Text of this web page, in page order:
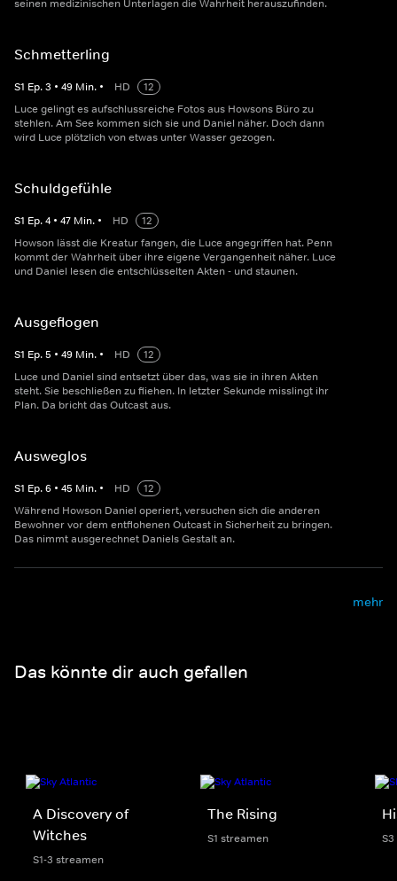
seinen medizinischen Unterlagen die Wahrheit herauszufinden.
Schmetterling
S1 Ep.3 • 49 Min. • HD
12
Luce gelingt es aufschlussreiche Fotos aus Howsons Büro zu
stehlen. Am See kommen sich sie und Daniel näher. Doch dann
wird Luce plötzlich von etwas unter Wasser gezogen.
Schuldgefühle
S1 Ep.4 • 47 Min. • HD
12
Howson lässt die Kreatur fangen, die Luce angegriffen hat. Penn
kommt der Wahrheit über ihre eigene Vergangenheit näher. Luce
und Daniel lesen die entschlüsselten Akten - und staunen.
Ausgeflogen
S1 Ep.5 • 49 Min. • HD
12
Luce und Daniel sind entsetzt über das, was sie in ihren Akten
steht. Sie beschließen zu fliehen. In letzter Sekunde misslingt ihr
Plan. Da bricht das Outcast aus.
Ausweglos
S1 Ep.6 • 45 Min. • HD
12
Während Howson Daniel operiert, versuchen sich die anderen
Bewohner vor dem entflohenen Outcast in Sicherheit zu bringen.
Das nimmt ausgerechnet Daniels Gestalt an.
mehr
Das könnte dir auch gefallen
A Discovery of
Witches
S1-3 streamen
The Rising
S1 streamen